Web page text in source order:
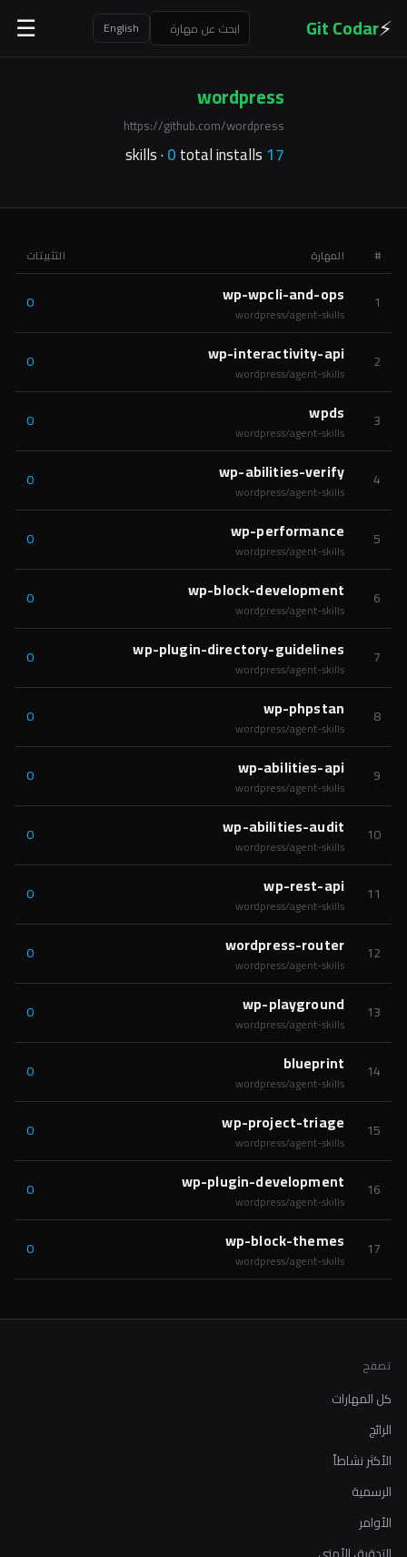
⚡
Git Codar
English
☰
wordpress
https://github.com/wordpress
17
0total installs
# المهارة التثبيتات
1
wp-wpcli-and-ops
wordpress/agent-skills
0
2
wp-interactivity-api
wordpress/agent-skills
0
3
wpds
wordpress/agent-skills
0
4
wp-abilities-verify
wordpress/agent-skills
0
5
wp-performance
wordpress/agent-skills
0
6
wp-block-development
wordpress/agent-skills
0
7
wp-plugin-directory-guidelines
wordpress/agent-skills
0
8
wp-phpstan
wordpress/agent-skills
0
9
wp-abilities-api
wordpress/agent-skills
0
10
wp-abilities-audit
wordpress/agent-skills
0
11
wp-rest-api
wordpress/agent-skills
0
12
wordpress-router
wordpress/agent-skills
0
13
wp-playground
wordpress/agent-skills
0
14
blueprint
wordpress/agent-skills
0
15
wp-project-triage
wordpress/agent-skills
0
16
wp-plugin-development
wordpress/agent-skills
0
17
wp-block-themes
wordpress/agent-skills
0
تصفح
كل المهارات
الرائج
الأكثر نشاطاً
الرسمية
الأوامر